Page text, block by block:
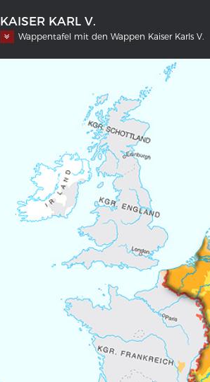
KAISER KARL V.
Wappentafel mit den Wappen Kaiser Karls V.
MERIANS DEUTSCHLAND 1642 -
Interaktive Karte
Bildergalerie Topographia
Wissenswert